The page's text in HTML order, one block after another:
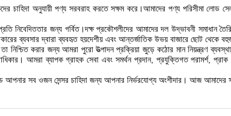
অনুযায়ী পণ্য সরবরাহ করতে সক্ষম করে।আমাদের পণ্য পরিসীমা লোড
নিবেদিততার জন্য গর্বিত।দক্ষ প্রকৌশলীদের আমাদের দল উদ্ভাবনী সমাধান
ব্যবসার দ্বারা ব্যবহৃত হয়দেশীয় এবং আন্তর্জাতিক উভয় বাজারে ছোট থেকে
নিশ্চিত করার জন্য আমরা পুরো উত্পাদন প্রক্রিয়া জুড়ে কঠোর মান নিয়ন্ত্রণ
আমরা ব্যাপক গ্রাহক সেবা এবং সমর্থন প্রদান, প্রযুক্তিগত পরামর্শ,
সব ওজন সেন্সর চাহিদা জন্য আপনার নির্ভরযোগ্য অংশীদার। আজ আমাদের